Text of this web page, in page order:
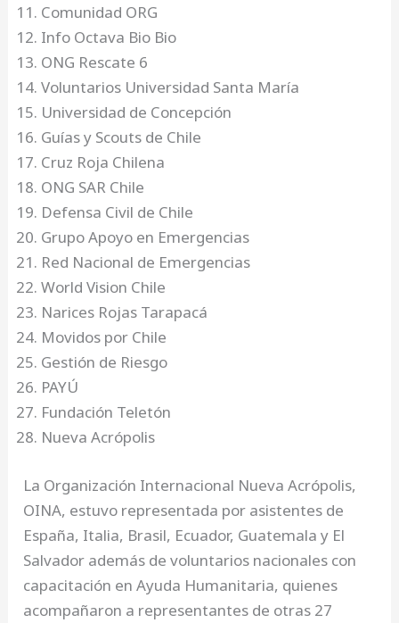
Comunidad ORG
Info Octava Bio Bio
ONG Rescate 6
Voluntarios Universidad Santa María
Universidad de Concepción
Guías y Scouts de Chile
Cruz Roja Chilena
ONG SAR Chile
Defensa Civil de Chile
Grupo Apoyo en Emergencias
Red Nacional de Emergencias
World Vision Chile
Narices Rojas Tarapacá
Movidos por Chile
Gestión de Riesgo
PAYÚ
Fundación Teletón
Nueva Acrópolis
La Organización Internacional Nueva Acrópolis,
OINA, estuvo representada por asistentes de
España, Italia, Brasil, Ecuador, Guatemala y El
Salvador además de voluntarios nacionales con
capacitación en Ayuda Humanitaria, quienes
acompañaron a representantes de otras 27